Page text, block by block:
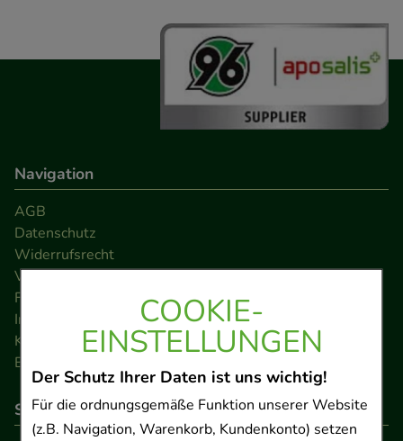
COOKIE-
EINSTELLUNGEN
Der Schutz Ihrer Daten ist uns wichtig!
Für die ordnungsgemäße Funktion unserer Website
(z.B. Navigation, Warenkorb, Kundenkonto) setzen
Navigation
AGB
Datenschutz
Widerrufsrecht
Versandkosten
FAQ
Impressum
Kontakt
Barrierefreiheitserklärung
So können Sie bezahlen